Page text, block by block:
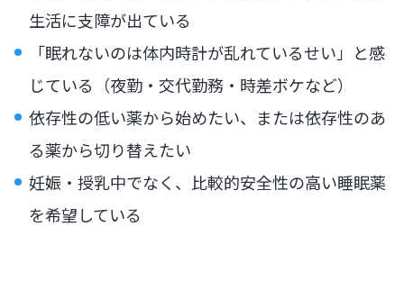
生活に支障が出ている
「眠れないのは体内時計が乱れているせい」と感
じている（夜勤・交代勤務・時差ボケなど）
依存性の低い薬から始めたい、または依存性のあ
る薬から切り替えたい
妊娠・授乳中でなく、比較的安全性の高い睡眠薬
を希望している